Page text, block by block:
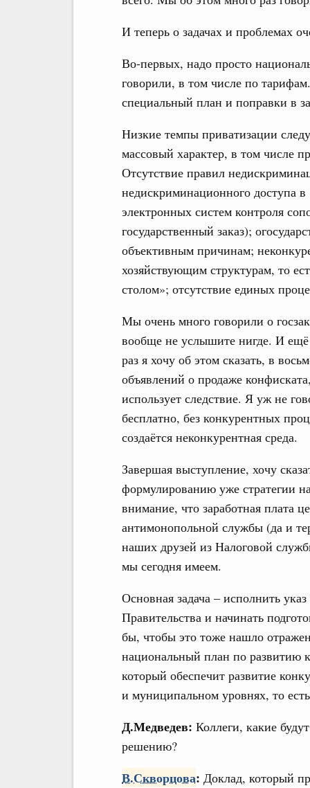
И теперь о задачах и проблемах
Во-первых, надо просто
говорили, в том числе по
специальный план и поправки в
Низкие темпы приватизации
массовый характер, в том числе
Отсутствие правил
недискриминационного доступа
электронных систем контроля
государственный заказ);
объективным причинам;
хозяйствующим структурам, то
столом»; отсутствие единых
Мы очень много говорили о
вообще не услышите нигде. И ещё
раз я хочу об этом сказать, в
объявлений о продаже
использует следствие. Я уж не
бесплатно, без конкурентных
создаётся неконкурентная среда.
Завершая выступление, хочу
формулированию уже стратегии
внимание, что заработная плата
антимонопольной службы (да и
наших друзей из Налоговой
мы сегодня имеем.
Основная задача – исполнить
Правительства и начинать
бы, чтобы это тоже нашло
национальный план по развитию
который обеспечит развитие
и муниципальном уровнях, то
Д.Медведев: Коллеги, какие
решению?
В.Скворцова: Доклад, который